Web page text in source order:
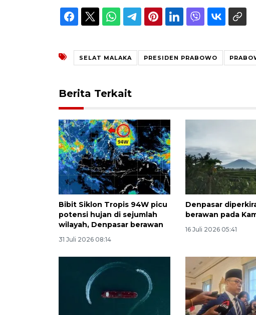
SELAT MALAKA PRESIDEN PRABOWO
Berita Terkait
Bibit Siklon Tropis 94W picu
potensi hujan di sejumlah
wilayah, Denpasar berawan
31 Juli 2026 08:14
Denpasar
berawan pada
16 Juli 2026 05:41